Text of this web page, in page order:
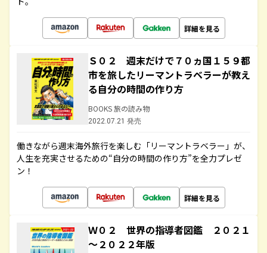
詳細を見る
Ｓ０２ 週末だけで７０ヵ国１５９都
市を旅したリーマントラベラーが教え
る自分の時間の作り方
BOOKS 旅の読み物
2022.07.21 発売
働きながら週末海外旅行を楽しむ「リーマントラベラー」が、
人生を充実させるための“自分の時間の作り方”を全力プレゼ
ン！
詳細を見る
Ｗ０２ 世界の指導者図鑑 ２０２１
～２０２２年版